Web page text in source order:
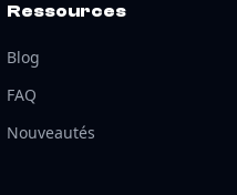
Ressources
Blog
FAQ
Nouveautés